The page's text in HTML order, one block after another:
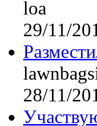
loa
29/11/
28/11/